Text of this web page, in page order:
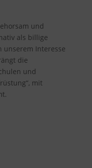
und
als billige
Interesse
die
und
mit